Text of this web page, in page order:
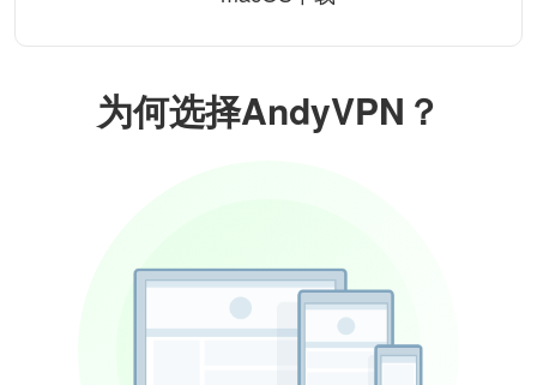
为何选择AndyVPN？